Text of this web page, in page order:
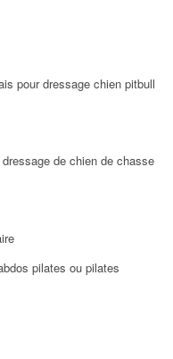
pour dressage chien pitbull
de chien de chasse
pilates ou pilates